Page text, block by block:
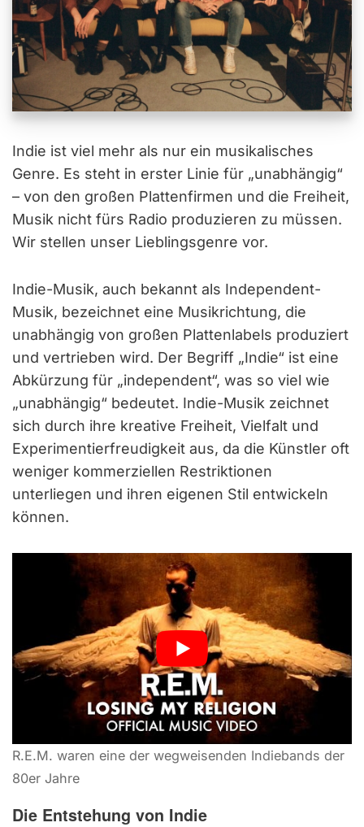
Indie ist viel mehr als nur ein musikalisches
Genre. Es steht in erster Linie für „unabhängig“
– von den großen Plattenfirmen und die Freiheit,
Musik nicht fürs Radio produzieren zu müssen.
Wir stellen unser Lieblingsgenre vor.
Indie-Musik, auch bekannt als Independent-
Musik, bezeichnet eine Musikrichtung, die
unabhängig von großen Plattenlabels produziert
und vertrieben wird. Der Begriff „Indie“ ist eine
Abkürzung für „independent“, was so viel wie
„unabhängig“ bedeutet. Indie-Musik zeichnet
sich durch ihre kreative Freiheit, Vielfalt und
Experimentierfreudigkeit aus, da die Künstler oft
weniger kommerziellen Restriktionen
unterliegen und ihren eigenen Stil entwickeln
können.
R.E.M. waren eine der wegweisenden Indiebands der
80er Jahre
Die Entstehung von Indie